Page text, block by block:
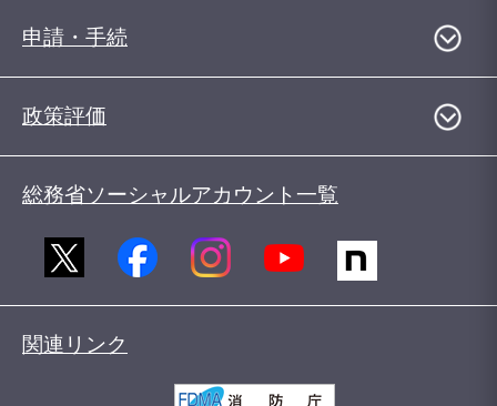
申請・手続
政策評価
総務省ソーシャルアカウント一覧
関連リンク